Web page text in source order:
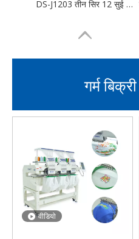
DS-J1203 तीन सिर 12 सुई कढ़ाई मशीन
वीडियो
गर्म
वीडियो